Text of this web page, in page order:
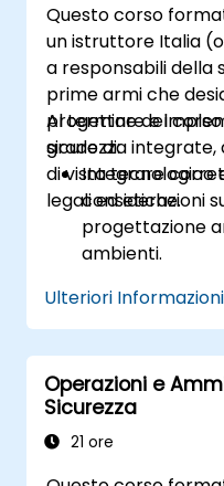
Questo corso
un istruttore Italia
a responsabili della
prime armi che
progettare e
sicurezza integrate,
di vista tecnologico
legali ed etiche.
Al termine del
grado di:
Integrare
considerazioni
progettazione
ambienti.
orientare la
Sviluppare
grado di
Elaborare piani
e la gestione
Ulteriori
Operazioni e
Sicurezza
21 ore